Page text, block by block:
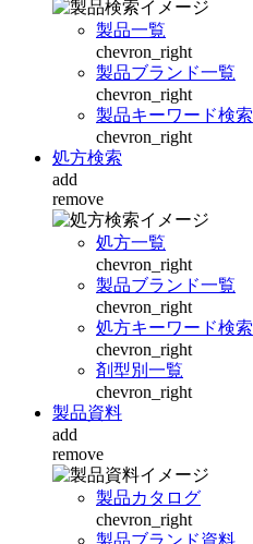
製品一覧
chevron_right
製品ブランド一覧
chevron_right
製品キーワード検索
chevron_right
処方検索
add
remove
処方一覧
chevron_right
製品ブランド一覧
chevron_right
処方キーワード検索
chevron_right
剤型別一覧
chevron_right
製品資料
add
remove
製品カタログ
chevron_right
製品ブランド資料